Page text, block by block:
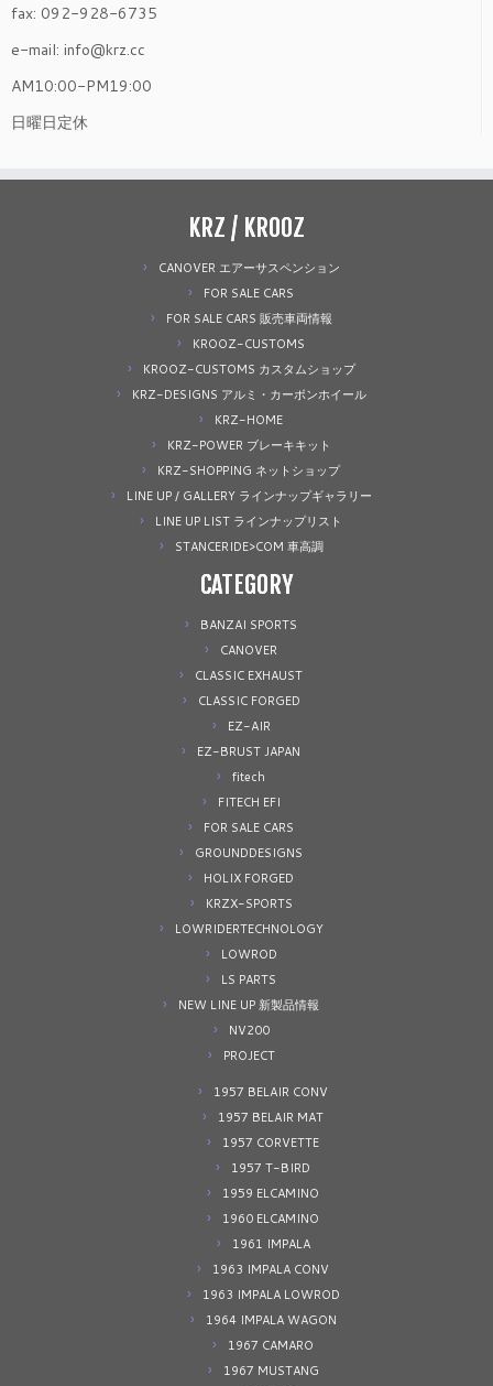
fax: 092-928-6735
e-mail: info@krz.cc
AM10:00-PM19:00
日曜日定休
KRZ / KROOZ
CANOVER エアーサスペンション
FOR SALE CARS
FOR SALE CARS 販売車両情報
KROOZ-CUSTOMS
KROOZ-CUSTOMS カスタムショップ
KRZ-DESIGNS アルミ・カーボンホイール
KRZ-HOME
KRZ-POWER ブレーキキット
KRZ-SHOPPING ネットショップ
LINE UP / GALLERY ラインナップギャラリー
LINE UP LIST ラインナップリスト
STANCERIDE>COM 車高調
CATEGORY
BANZAI SPORTS
CANOVER
CLASSIC EXHAUST
CLASSIC FORGED
EZ-AIR
EZ-BRUST JAPAN
fitech
FITECH EFI
FOR SALE CARS
GROUNDDESIGNS
HOLIX FORGED
KRZX-SPORTS
LOWRIDERTECHNOLOGY
LOWROD
LS PARTS
NEW LINE UP 新製品情報
NV200
PROJECT
1957 BELAIR CONV
1957 BELAIR MAT
1957 CORVETTE
1957 T-BIRD
1959 ELCAMINO
1960 ELCAMINO
1961 IMPALA
1963 IMPALA CONV
1963 IMPALA LOWROD
1964 IMPALA WAGON
1967 CAMARO
1967 MUSTANG